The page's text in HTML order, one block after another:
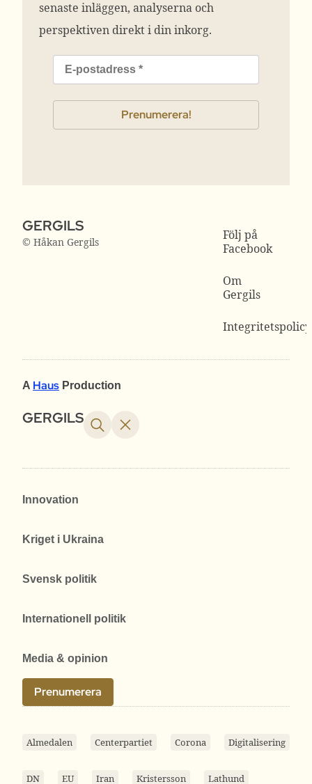
senaste inläggen, analyserna och
perspektiven direkt i din inkorg.
GERGILS
© Håkan Gergils
Följ på
Facebook
Om
Gergils
Integritetspolicy
A Haus Production
GERGILS
Innovation
Kriget i Ukraina
Svensk politik
Internationell politik
Media & opinion
Prenumerera
Almedalen Centerpartiet Corona Digitalisering
DN EU Iran Kristersson Lathund